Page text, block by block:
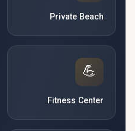
Private Beach
💪
Fitness Center